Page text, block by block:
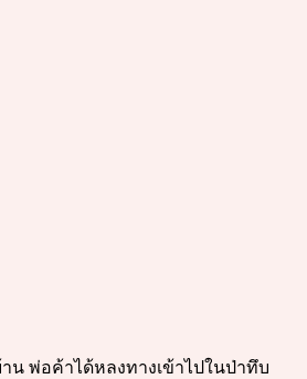
น พ่อค้าได้หลงทางเข้าไปในป่าทึบ